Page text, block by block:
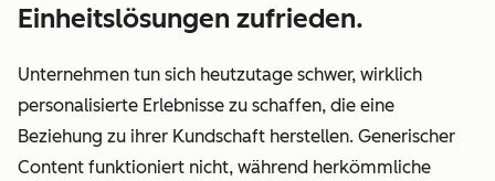
Einheitslösungen zufrieden.
Unternehmen tun sich heutzutage schwer, wirklich
personalisierte Erlebnisse zu schaffen, die eine
Beziehung zu ihrer Kundschaft herstellen. Generischer
Content funktioniert nicht, während herkömmliche